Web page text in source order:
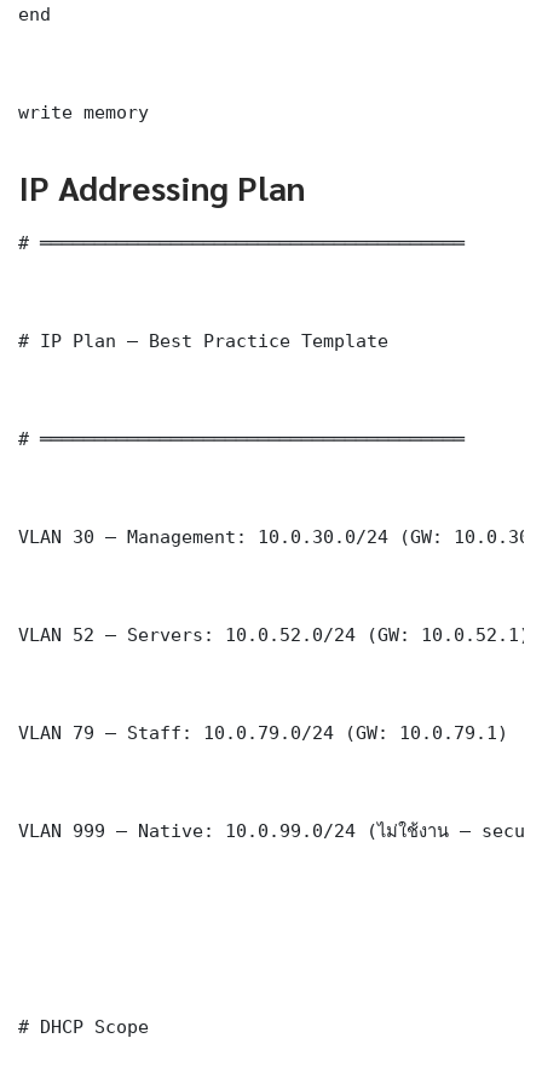
end
write memory
IP Addressing Plan
# ═══════════════════════════════════════
# IP Plan — Best Practice Template
# ═══════════════════════════════════════
VLAN 30 — Management: 10.0.30.0/24 (GW:
VLAN 52 — Servers: 10.0.52.0/24 (GW: 10.0.52.1)
VLAN 79 — Staff: 10.0.79.0/24 (GW: 10.0.79.1)
VLAN 999 — Native: 10.0.99.0/24 (ไม่ใช้งาน —
# DHCP Scope